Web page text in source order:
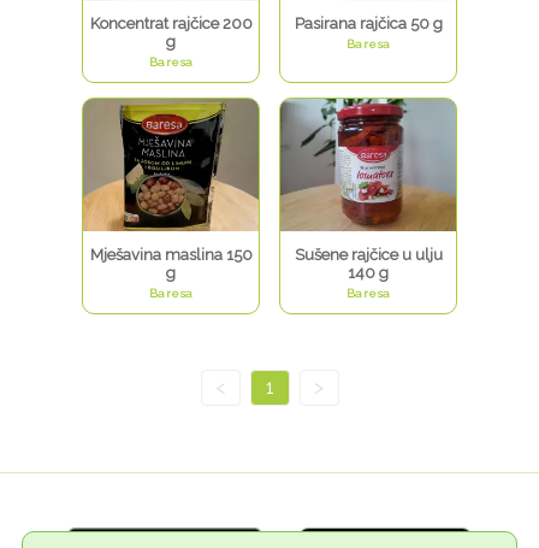
Koncentrat rajčice 200
g
Baresa
Pasirana rajčica 50 g
Baresa
Mješavina maslina 150
g
Baresa
Sušene rajčice u ulju
140 g
Baresa
< 1 >